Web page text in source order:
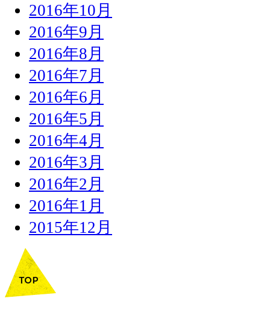
2016年10月
2016年9月
2016年8月
2016年7月
2016年6月
2016年5月
2016年4月
2016年3月
2016年2月
2016年1月
2015年12月